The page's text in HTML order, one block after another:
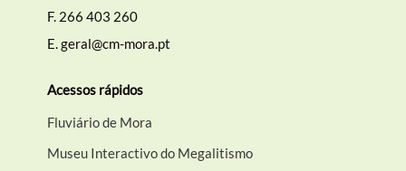
F. 266 403 260
E.geral@cm-mora.pt
Acessos rápidos
Fluviário de Mora
Museu Interactivo do Megalitismo